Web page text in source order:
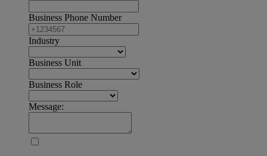
Business Phone Number
Industry
Business Unit
Business Role
Message: